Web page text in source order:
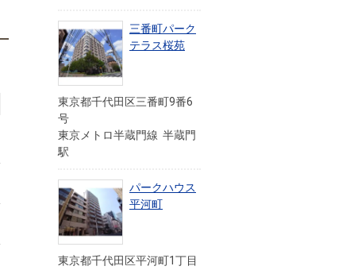
三番町パーク
テラス桜苑
東京都千代田区三番町9番6
号
東京メトロ半蔵門線 半蔵門
駅
パークハウス
平河町
東京都千代田区平河町1丁目